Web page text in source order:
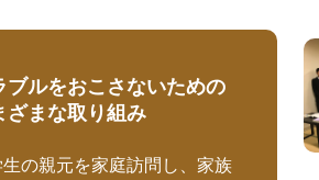
ブルをおこさないための
ざまな取り組み
の親元を家庭訪問し、家族